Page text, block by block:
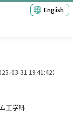
English
03-31 19:41:42）
工学科